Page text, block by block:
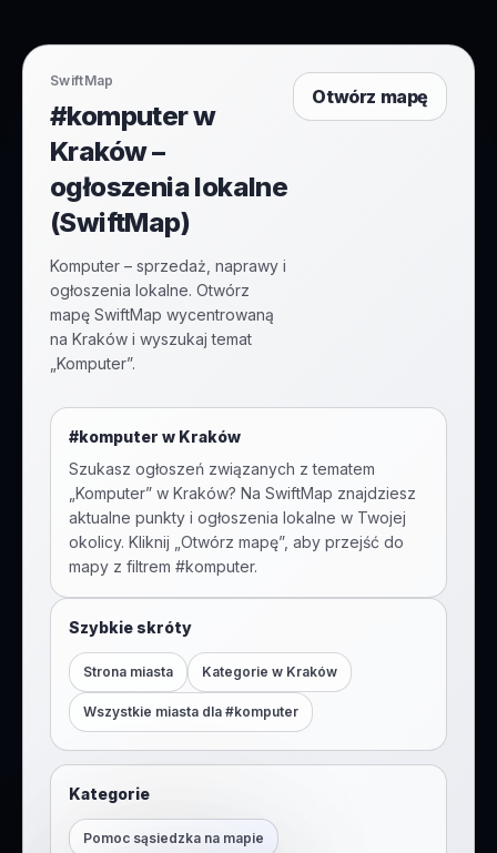
SwiftMap
#komputer w
Kraków –
ogłoszenia lokalne
(SwiftMap)
Komputer – sprzedaż, naprawy i
ogłoszenia lokalne. Otwórz
mapę SwiftMap wycentrowaną
na Kraków i wyszukaj temat
„Komputer”.
Otwórz mapę
#komputer w Kraków
Szukasz ogłoszeń związanych z tematem
Komputer” w Kraków? Na SwiftMap znajdziesz
aktualne punkty i ogłoszenia lokalne w Twojej
okolicy. Kliknij „Otwórz mapę”, aby przejść do
mapy z filtrem #komputer.
Szybkie skróty
Strona miasta Kategorie w Kraków
Wszystkie miasta dla #komputer
Kategorie
Pomoc sąsiedzka na mapie